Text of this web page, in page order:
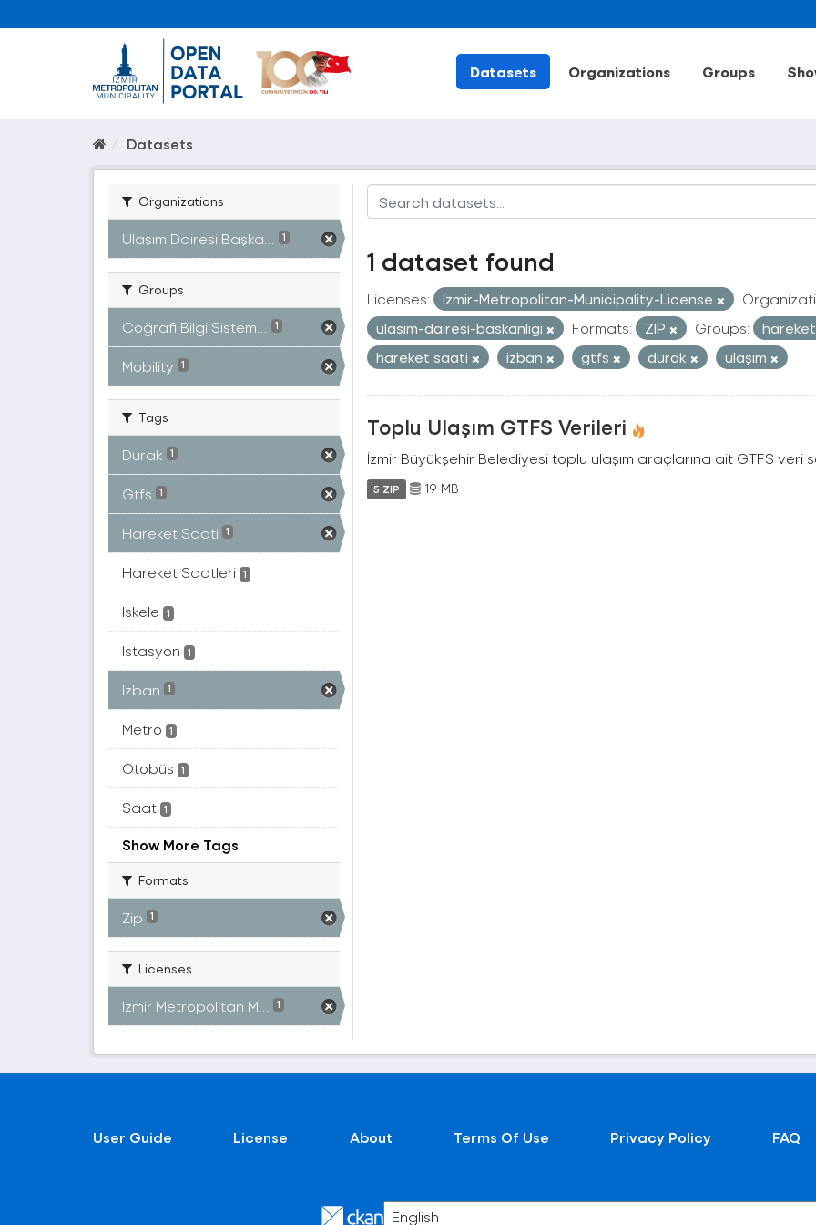
Datasets Organizations Groups
Datasets
Organizations
Ulaşım Dairesi Başka... 1
Groups
Coğrafi Bilgi Sistem... 1
Mobility 1
Tags
Durak 1
Gtfs 1
Hareket Saati 1
Hareket Saatleri 1
Iskele 1
Istasyon 1
Izban 1
Metro 1
Otobüs 1
Saat 1
Show More Tags
Formats
Zip 1
Licenses
Izmir Metropolitan M... 1
1 dataset found
Licenses: Izmir-Metropolitan-Municipality-License
ulasim-dairesi-baskanligi
Formats: ZIP Groups:
hareket saati
izban gtfs durak ulaşım
Toplu Ulaşım GTFS Verileri
İzmir Büyükşehir Belediyesi toplu ulaşım araçlarına ait GTFS veri
5 ZIP 19 MB
User Guide License About Terms Of Use Privacy Policy FAQ